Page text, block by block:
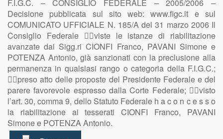
F.I.G.C. – CONSIGLIO FEDERALE – 2005/2006 –
Decisione pubblicata sul sito web: www.figc.it e sul
COMUNICATO UFFICIALE N. 185/A del 31 marzo 2006 Il
Consiglio Federale viste le istanze di riabilitazione
avanzate dai Sigg.ri CIONFI Franco, PAVANI Simone e
POTENZA Antonio, già sanzionati con la preclusione alla
permanenza in qualsiasi rango o categoria della F.I.G.C.;
preso atto delle proposte del Presidente Federale e del
parere favorevole espresso dalla Corte Federale; visto
l’art. 30, comma 9, dello Statuto Federale h a c o n c e s s o
la riabilitazione ai tesserati CIONFI Franco, PAVANI
Simone e POTENZA Antonio.